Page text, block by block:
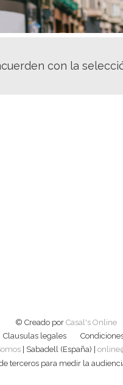
con la
© Creado por Casal's Online
Clausulas legales
| Sabadell (España) |
terceros para medir la